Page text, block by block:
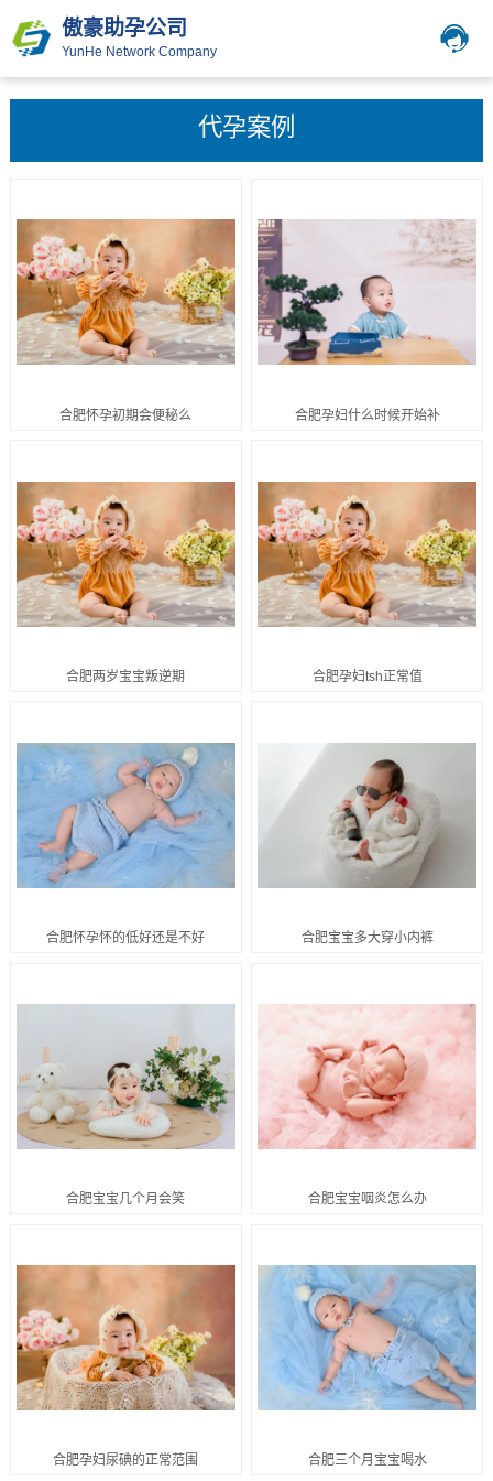
傲豪助孕公司
YunHe Network Company
代孕案例
合肥怀孕初期会便秘么 合肥孕妇什么时候开始补
合肥两岁宝宝叛逆期 合肥孕妇tsh正常值
合肥怀孕怀的低好还是不好 合肥宝宝多大穿小内裤
合肥宝宝几个月会笑 合肥宝宝咽炎怎么办
合肥孕妇尿碘的正常范围 合肥三个月宝宝喝水